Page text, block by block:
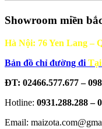
Showroom miền
Hà Nội: 76 Yen Lang –
Bản đồ chỉ đường đi
ĐT: 02466.577.677 –
Hotline: 0931.288.288 –
Email: